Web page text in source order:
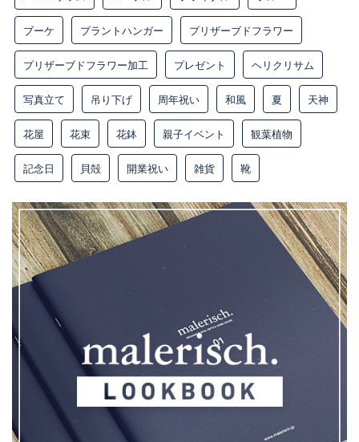
ブーケ プラントハンガー プリザーブドフラワー
プリザーブドフラワー加工 プレゼント ヘリクリサム
写真立て 吊り下げ 周年祝い 和風 夏 天神
花屋 花束 花鉢 親子イベント 観葉植物
記念日 貝殻 開業祝い 雑貨 靴